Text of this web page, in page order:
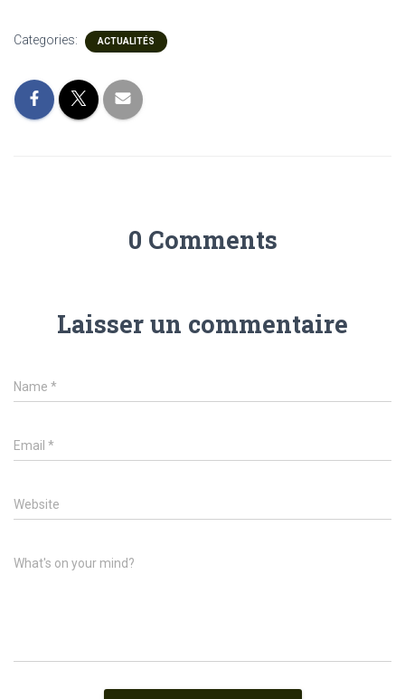
Categories: ACTUALITÉS
0 Comments
Laisser un commentaire
Name *
Email *
Website
What's on your mind?